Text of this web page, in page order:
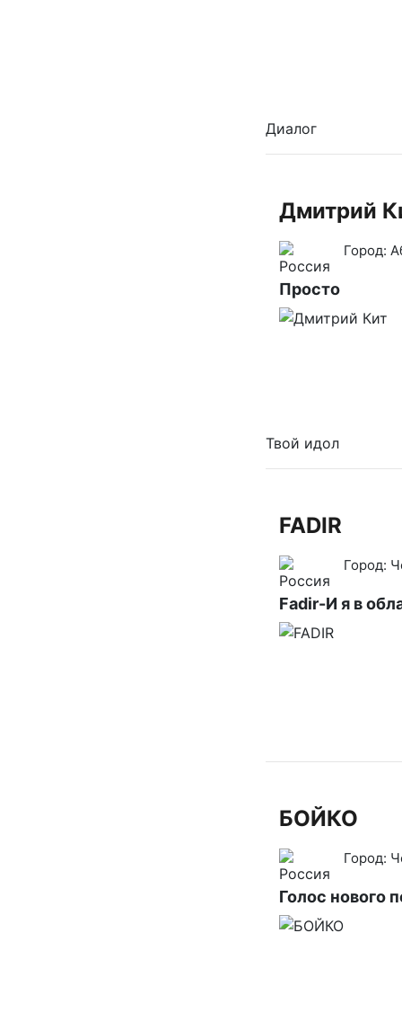
Диалог
Дмитрий
Город:
Просто
Твой идол
FADIR
Город:
Fadir-И я в
БОЙКО
Город:
Голос нового